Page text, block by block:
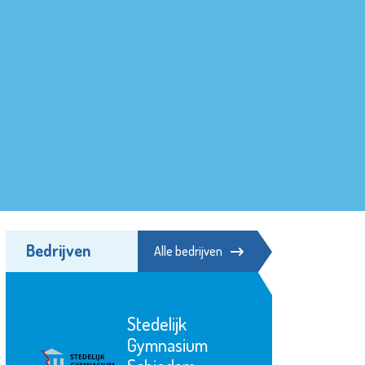
Bedrijven Alle bedrijven
Stedelijk
Gymnasium